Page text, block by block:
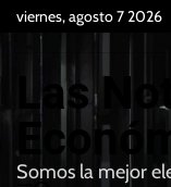
viernes, agosto 7 2026
Las
Somos la mejor